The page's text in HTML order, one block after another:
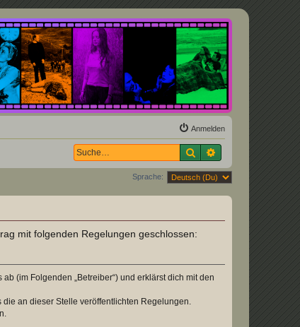
Anmelden
Suche
Sprache:
mit folgenden Regelungen geschlossen:
(im Folgenden „Betreiber“) und erklärst dich mit den
an dieser Stelle veröffentlichten Regelungen.